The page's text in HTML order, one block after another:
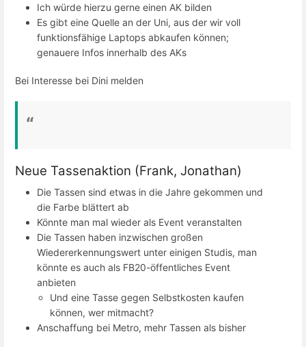
Ich würde hierzu gerne einen AK bilden
Es gibt eine Quelle an der Uni, aus der wir voll
funktionsfähige Laptops abkaufen können;
genauere Infos innerhalb des AKs
Bei Interesse bei Dini melden
Neue Tassenaktion (Frank, Jonathan)
Die Tassen sind etwas in die Jahre gekommen und
die Farbe blättert ab
Könnte man mal wieder als Event veranstalten
Die Tassen haben inzwischen großen
Wiedererkennungswert unter einigen Studis, man
könnte es auch als FB20-öffentliches Event
anbieten
Und eine Tasse gegen Selbstkosten kaufen
können, wer mitmacht?
Anschaffung bei Metro, mehr Tassen als bisher